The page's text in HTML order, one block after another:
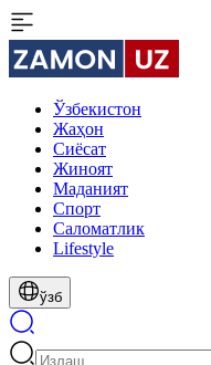
Ўзбекистон
Жаҳон
Сиёсат
Жиноят
Маданият
Спорт
Cаломатлик
Lifestyle
ўзб